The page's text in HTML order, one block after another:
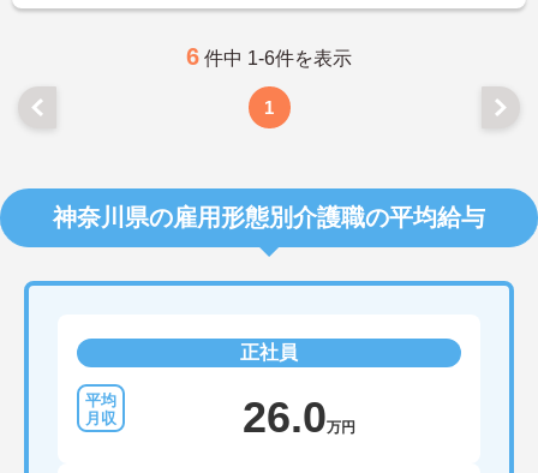
6 件中 1-6件を表示
1
神奈川県の雇用形態別介護職の平均給与
正社員
26.0万円